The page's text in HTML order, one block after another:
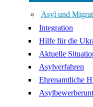
Asyl und
Integration
Hilfe für die
Aktuelle
Asylverfahren
Ehrenamtliche